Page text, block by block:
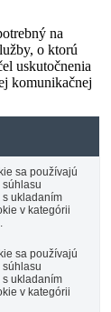
na
o ktorú
uskutočnenia
komunikačnej
sa používajú
ukladaním
v kategórii
sa používajú
ukladaním
v kategórii